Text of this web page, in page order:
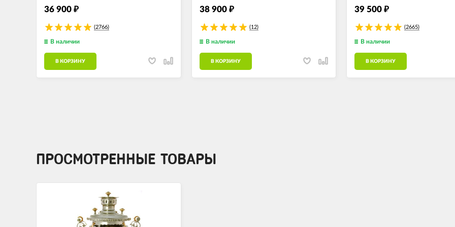
36 900 ₽
(2766)
В наличии
В КОРЗИНУ
38 900 ₽
(12)
В наличии
В КОРЗИНУ
39 500 ₽
(2665)
В наличии
В КОРЗИНУ
ПРОСМОТРЕННЫЕ ТОВАРЫ